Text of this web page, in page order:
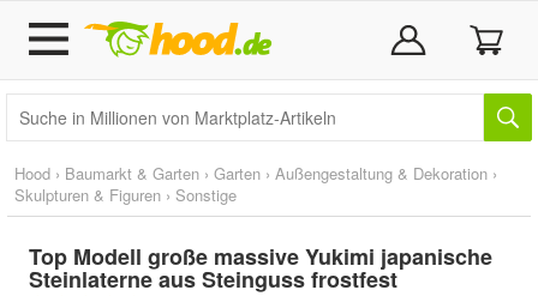
Hood › Baumarkt & Garten › Garten › Außengestaltung & Dekoration ›
Skulpturen & Figuren › Sonstige
Top Modell große massive Yukimi japanische
Steinlaterne aus Steinguss frostfest